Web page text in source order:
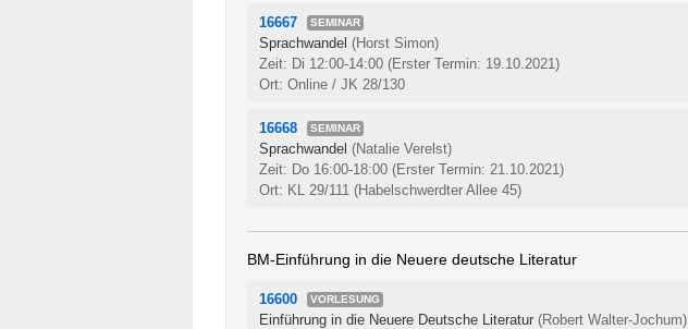
16667 SEMINAR
Sprachwandel (Horst Simon)
Zeit: Di 12:00-14:00 (Erster Termin: 19.10.2021)
Ort: Online / JK 28/130
16668 SEMINAR
Sprachwandel (Natalie Verelst)
Zeit: Do 16:00-18:00 (Erster Termin: 21.10.2021)
Ort: KL 29/111 (Habelschwerdter Allee 45)
BM-Einführung in die Neuere deutsche Literatur
16600 VORLESUNG
Einführung in die Neuere Deutsche Literatur (Robert Walter-Jochum)